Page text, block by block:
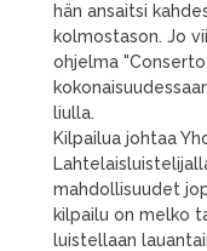
hän ansaitsi
kolmostason. Jo
ohjelma
liulla.
Kilpailua johtaa
mahdollisuudet
kilpailu on melko
luistellaan